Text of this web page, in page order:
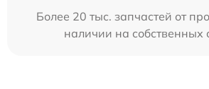
Более 20 тыс. запчастей от
наличии на собственных